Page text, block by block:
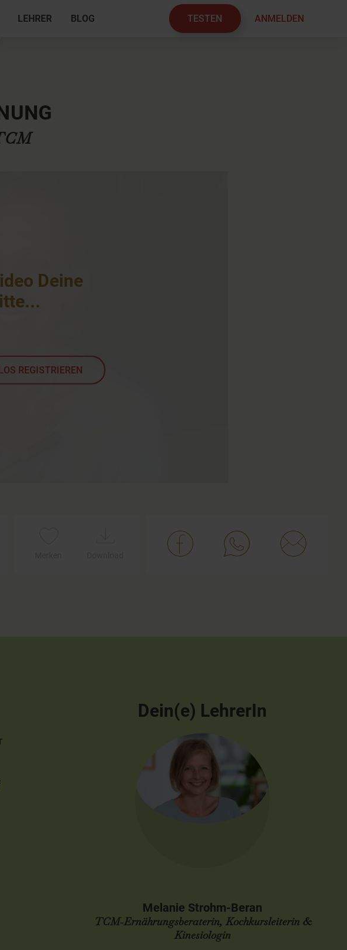
LEHRER BLOG TESTEN ANMELDEN
Deine
...
REGISTRIEREN
Dein(e) LehrerIn
Melanie Strohm-Beran
TCM-Ernährungsberaterin, Kochkursleiterin &
Kinesiologin